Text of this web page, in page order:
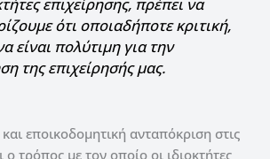
επιχείρησης, πρέπει να
ότι οποιαδήποτε κριτική,
είναι πολύτιμη για την
της επιχείρησής μας.
εποικοδομητική ανταπόκριση στις
ο τρόπος με τον οποίο οι ιδιοκτήτες